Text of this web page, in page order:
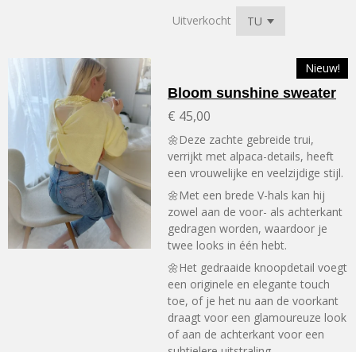
Uitverkocht
Nieuw!
Bloom sunshine sweater
€ 45,00
🌼Deze zachte gebreide trui,
verrijkt met alpaca-details, heeft
een vrouwelijke en veelzijdige stijl.
🌼Met een brede V-hals kan hij
zowel aan de voor- als achterkant
gedragen worden, waardoor je
twee looks in één hebt.
🌼Het gedraaide knoopdetail voegt
een originele en elegante touch
toe, of je het nu aan de voorkant
draagt ​​voor een glamoureuze look
of aan de achterkant voor een